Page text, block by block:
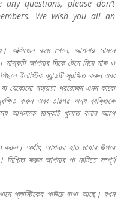
questions, please don’t
We wish you all an
অক্সিজেন কমে গেলে, আপনার সামনে
মাস্কটি আপনার দিকে টেনে নিয়ে নাক ও
পিছনে ইলাস্টিক ব্যান্ডটি সুরক্ষিত করুন এবং
বা যেকোনো সহায়তা প্রয়োজন এমন কারো
করুন এবং তারপর অন্য ব্যক্তিকে
আপনাকে মাস্কটি খুলতে বলার আগে
করুন। অর্থাৎ, আপনার হাত মাথার উপরে
নিশ্চিত করুন আপনার পা মাটিতে সম্পূর্ণ
প্লাস্টিকের পাউচে রাখা আছে। যখন